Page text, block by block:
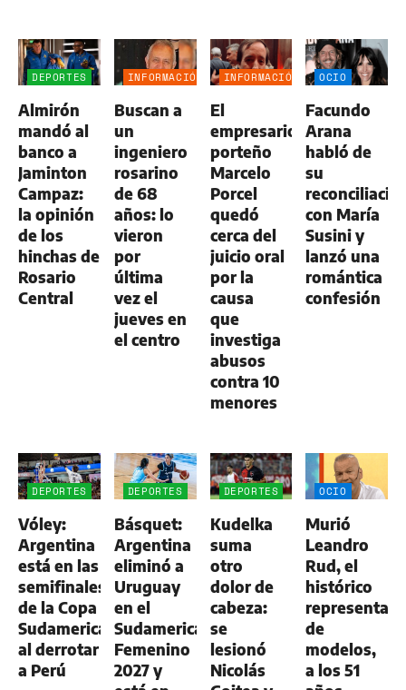
DEPORTES
Almirón
mandó al
banco a
Jaminton
Campaz:
la opinión
de los
hinchas de
Rosario
Central
INFORMACIÓN
Buscan a
un
ingeniero
rosarino
de 68
años: lo
vieron
por
última
vez el
jueves en
el centro
INFORMACIÓN
El
empresario
porteño
Marcelo
Porcel
quedó
cerca del
juicio oral
por la
causa
que
investiga
abusos
contra 10
menores
OCIO
Facundo
Arana
habló de
su
con María
Susini y
lanzó una
romántica
confesión
DEPORTES
Vóley:
Argentina
está en las
semifinales
de la Copa
Sudamericana
al derrotar
a Perú
DEPORTES
Básquet:
Argentina
eliminó a
Uruguay
en el
Sudamericano
Femenino
2027 y
DEPORTES
Kudelka
suma
otro
dolor de
cabeza:
se
lesionó
Nicolás
OCIO
Murió
Leandro
Rud, el
histórico
de
modelos,
a los 51